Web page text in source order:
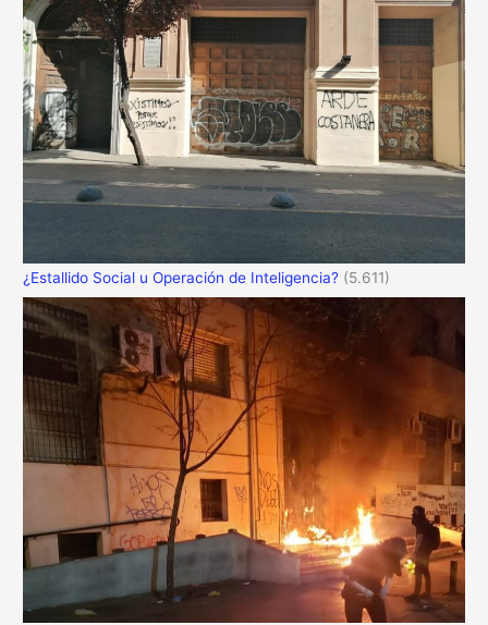
¿Estallido Social u Operación de Inteligencia? (5.611)